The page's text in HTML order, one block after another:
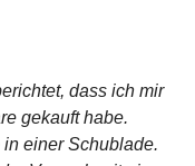
dass ich mir
gekauft habe.
einer Schublade.